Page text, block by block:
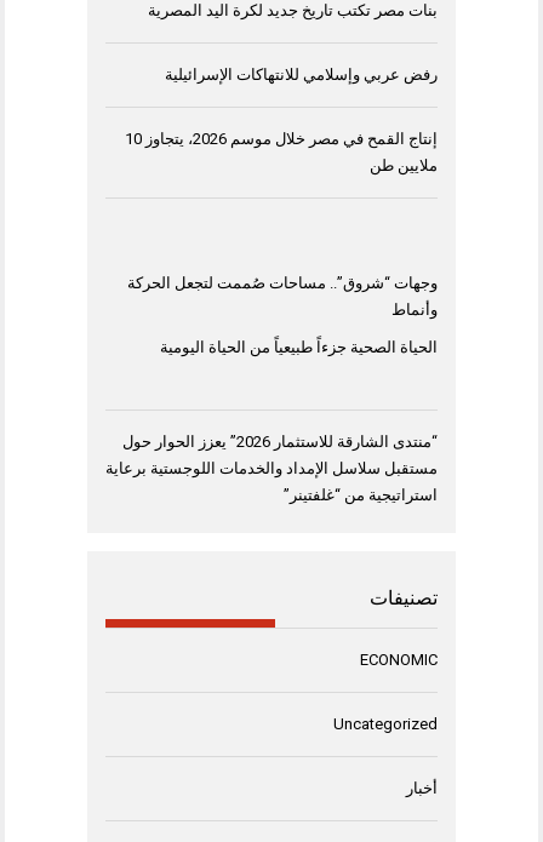
بنات مصر تكتب تاريخ جديد لكرة اليد المصرية
رفض عربي وإسلامي للانتهاكات الإسرائيلية
إنتاج القمح في مصر خلال موسم 2026، يتجاوز 10
ملايين طن
وجهات “شروق”.. مساحات صُممت لتجعل الحركة
وأنماط
الحياة الصحية جزءاً طبيعياً من الحياة اليومية
“منتدى الشارقة للاستثمار 2026” يعزز الحوار حول
مستقبل سلاسل الإمداد والخدمات اللوجستية برعاية
استراتيجية من “غلفتينر”
تصنيفات
ECONOMIC
Uncategorized
أخبار